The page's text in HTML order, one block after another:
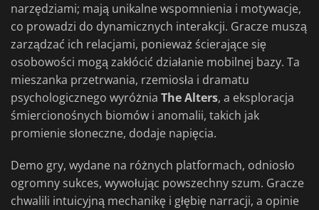
narzędziami; mają unikalne wspomnienia i motywacje,
co prowadzi do dynamicznych interakcji. Gracze muszą
zarządzać ich relacjami, ponieważ ścierające się
osobowości mogą zakłócić działanie mobilnej bazy. Ta
mieszanka przetrwania, rzemiosła i dramatu
psychologicznego wyróżnia The Alters, a eksploracja
śmiercionośnych biomów i anomalii, takich jak
promienie słoneczne, dodaje napięcia.
Demo gry, wydane na różnych platformach, odniosło
ogromny sukces, wywołując powszechny szum. Gracze
chwalili intuicyjną mechanikę i głębię narracji, a opinie